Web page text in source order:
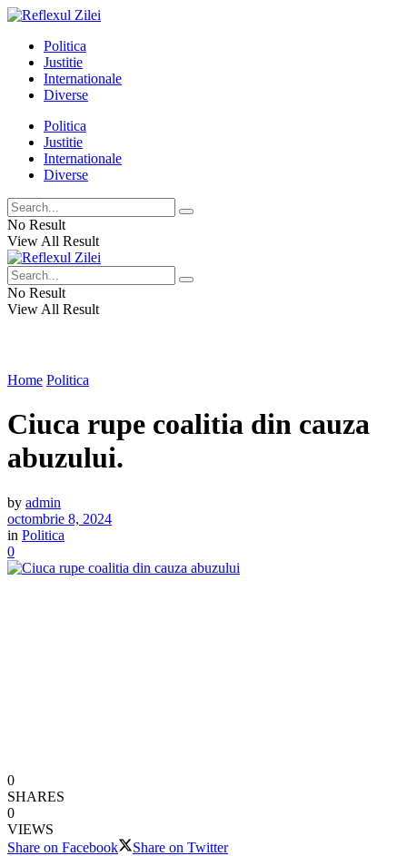
Politica
Justitie
Internationale
Diverse
Politica
Justitie
Internationale
Diverse
No Result
View All Result
No Result
View All Result
Home Politica
Ciuca rupe coalitia din cauza
abuzului.
by admin
octombrie 8, 2024
in Politica
0
0
SHARES
0
VIEWS
Share on Facebook
Share on Twitter